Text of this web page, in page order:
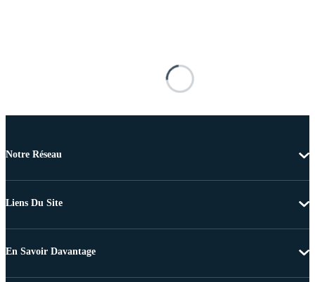
Notre Réseau
Liens Du Site
En Savoir Davantage